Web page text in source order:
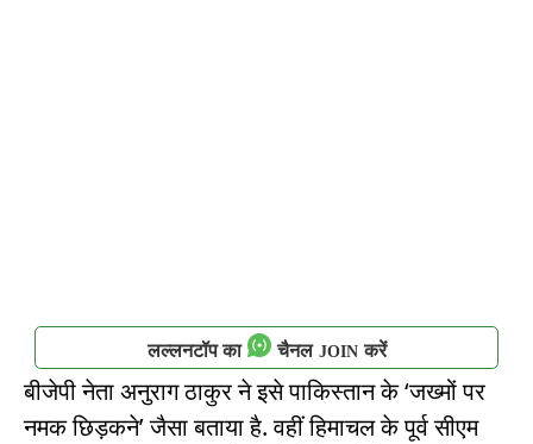
लल्लनटॉप का चैनल JOIN करें
बीजेपी नेता अनुराग ठाकुर ने इसे पाकिस्तान के ‘जख्मों पर
नमक छिड़कने’ जैसा बताया है. वहीं हिमाचल के पूर्व सीएम